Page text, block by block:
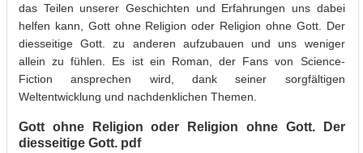
das Teilen unserer Geschichten und Erfahrungen uns dabei
helfen kann, Gott ohne Religion oder Religion ohne Gott. Der
diesseitige Gott. zu anderen aufzubauen und uns weniger
allein zu fühlen. Es ist ein Roman, der Fans von Science-
Fiction ansprechen wird, dank seiner sorgfältigen
Weltentwicklung und nachdenklichen Themen.
Gott ohne Religion oder Religion ohne Gott. Der
diesseitige Gott. pdf